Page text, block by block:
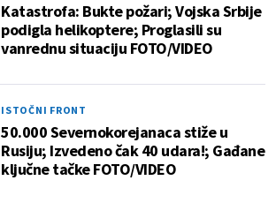
Katastrofa: Bukte požari; Vojska Srbije
podigla helikoptere; Proglasili su
vanrednu situaciju FOTO/VIDEO
ISTOČNI FRONT
50.000 Severnokorejanaca stiže u
Rusiju; Izvedeno čak 40 udara!; Gađane
ključne tačke FOTO/VIDEO